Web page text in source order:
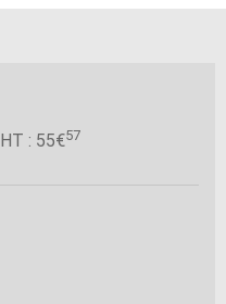
HT : 55€57